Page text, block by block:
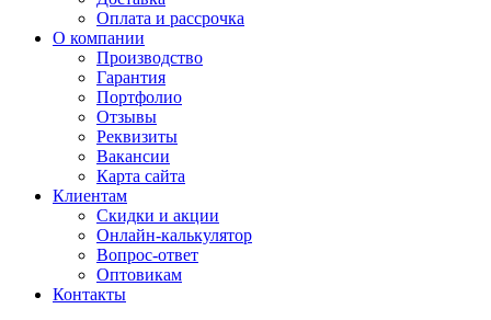
Оплата и рассрочка
О компании
Производство
Гарантия
Портфолио
Отзывы
Реквизиты
Вакансии
Карта сайта
Клиентам
Скидки и акции
Онлайн-калькулятор
Вопрос-ответ
Оптовикам
Контакты